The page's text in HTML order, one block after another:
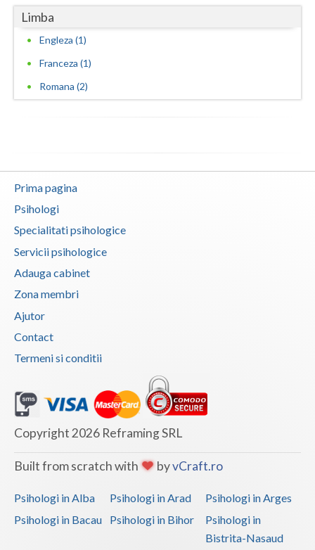
Limba
Engleza (1)
Franceza (1)
Romana (2)
Prima pagina
Psihologi
Specialitati psihologice
Servicii psihologice
Adauga cabinet
Zona membri
Ajutor
Contact
Termeni si conditii
Copyright 2026 Reframing SRL
Built from scratch with byvCraft.ro
Psihologi in Alba Psihologi in Arad
Psihologi in Arges
Psihologi in Bacau
Psihologi in Bihor
Psihologi in
Bistrita-Nasaud